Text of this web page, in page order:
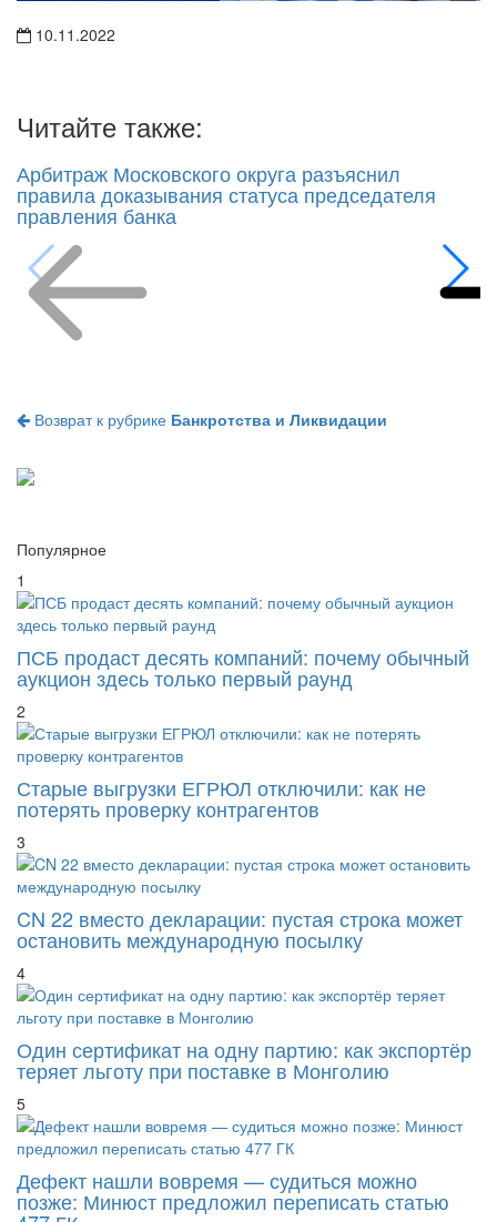
правила доказывания статуса председателя
правления банка
1
ПСБ продаст десять компаний: почему обычный
аукцион здесь только первый раунд
2
Старые выгрузки ЕГРЮЛ отключили: как не
потерять проверку контрагентов
3
CN 22 вместо декларации: пустая строка может
остановить международную посылку
4
Один сертификат на одну партию: как экспортёр
теряет льготу при поставке в Монголию
5
Дефект нашли вовремя — судиться можно
позже: Минюст предложил переписать статью
477 ГК